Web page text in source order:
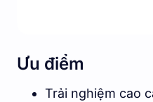
Ưu điểm
Trải nghiệm cao